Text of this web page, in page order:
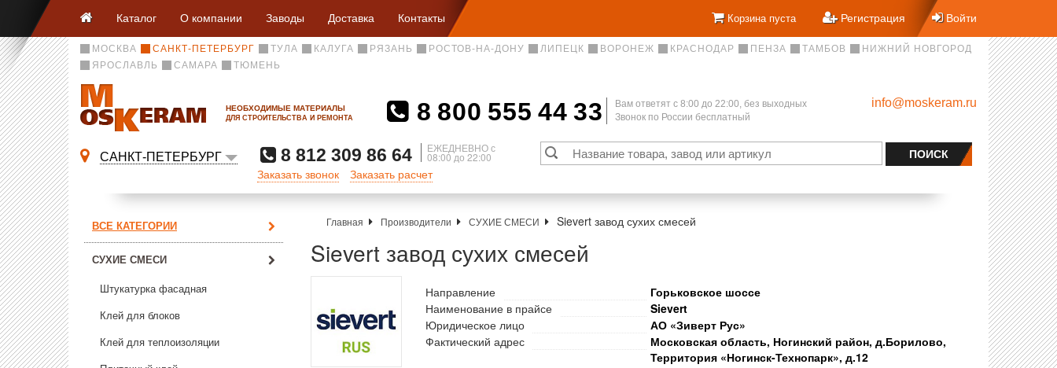
Каталог О компании Заводы Доставка Контакты Корзина пуста Регистрация Войти
МОСКВА САНКТ-ПЕТЕРБУРГ ТУЛА КАЛУГА РЯЗАНЬ РОСТОВ-НА-ДОНУ ЛИПЕЦК ВОРОНЕЖ КРАСНОДАР ПЕНЗА ТАМБОВ
НИЖНИЙ НОВГОРОД
ЯРОСЛАВЛЬ
САМАРА ТЮМЕНЬ
НЕОБХОДИМЫЕ МАТЕРИАЛЫ
ДЛЯ СТРОИТЕЛЬСТВА И РЕМОНТА 8 800 555 44 33
Вам ответят c 8:00 до 22:00, без выходных
Звонок по России бесплатный
info@moskeram.ru
САНКТ-ПЕТЕРБУРГ 8 812 309 86 64 ЕЖЕДНЕВНО с
08:00 до 22:00
Заказать звонок Заказать расчет
ВСЕ КАТЕГОРИИ
СУХИЕ СМЕСИ
Штукатурка фасадная
Клей для блоков
Клей для теплоизоляции
Главная Производители СУХИЕ СМЕСИ Sievert завод сухих смесей
Sievert завод сухих смесей
Направление
Горьковское шоссе
Наименование в прайсе
Sievert
Юридическое лицо
АО «Зиверт Рус»
Фактический адрес
Московская область, Ногинский район, д.Борилово,
Территория «Ногинск-Технопарк», д.12